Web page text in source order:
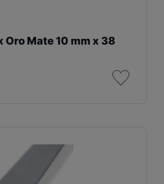
Mate 10 mm x 38